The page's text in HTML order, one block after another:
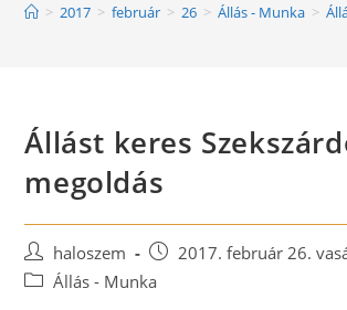
> 2017 > február > 26 > Állás - Munka >
Állást keres
megoldás
Post
author:
haloszem
Post
published:
2017. február 26.
PostÁllás - Munka